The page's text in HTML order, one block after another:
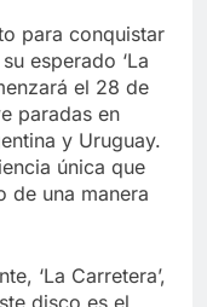
para conquistar
esperado ‘La
el 28 de
paradas en
y Uruguay.
única que
de una manera
‘La Carretera’,
disco es el